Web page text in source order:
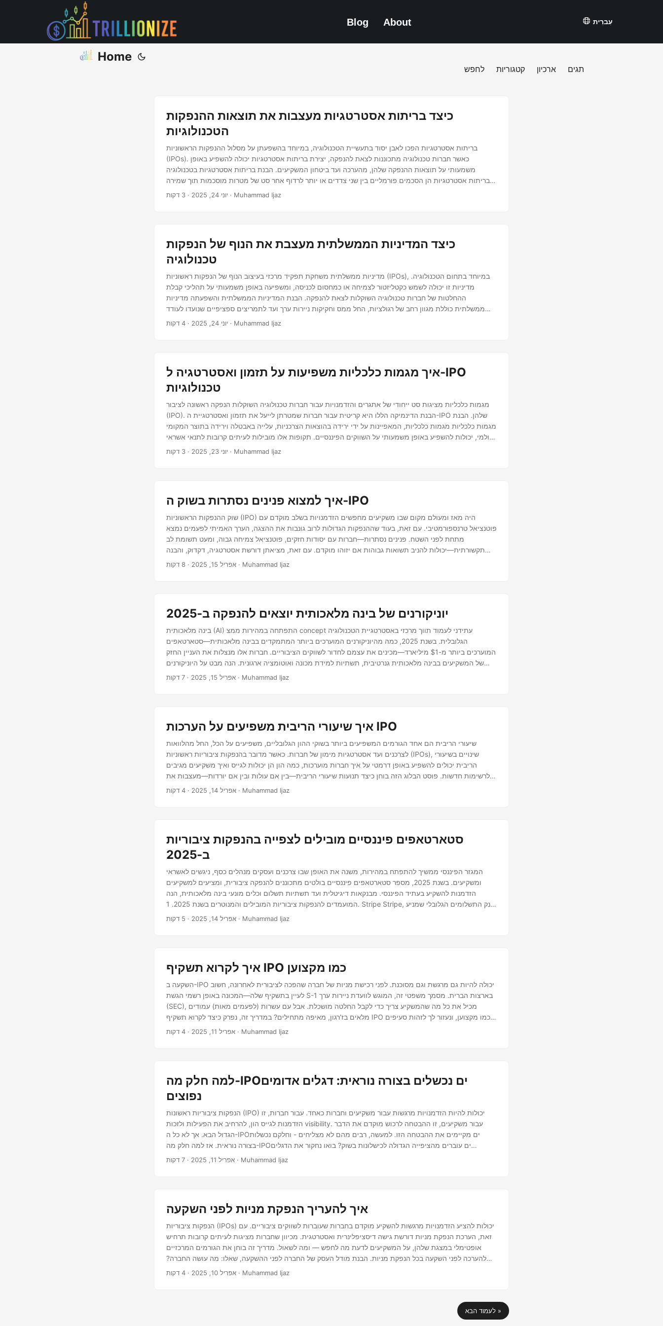
Blog About עִברִית
Home
לחפש קטגוריות ארכיון תגים
כיצד בריתות אסטרטגיות מעצבות את תוצאות ההנפקות
הטכנולוגיות
בריתות אסטרטגיות הפכו לאבן יסוד בתעשיית הטכנולוגיה, במיוחד בהשפעתן על מסלול ההנפקות הראשוניות
(IPOs). כאשר חברות טכנולוגיה מתכוננות לצאת להנפקה, יצירת בריתות אסטרטגיות יכולה להשפיע באופן
משמעותי על תוצאות ההנפקה שלהן, מהערכה ועד ביטחון המשקיעים. הבנת בריתות אסטרטגיות בטכנולוגיה
בריתות אסטרטגיות הן הסכמים פורמליים בין שני צדדים או יותר לרדוף אחר סט של מטרות מוסכמות תוך שמירה
על עצמאות הארגונים. במגזר הטכנולוגי, בריתות אלו כוללות לעיתים קרובות שיתופי פעולה בפיתוח טכנולוגיות,
יוני 24, 2025 · 3 דקות · Muhammad Ijaz
כיצד המדיניות הממשלתית מעצבת את הנוף של הנפקות
טכנולוגיה
מדיניות ממשלתית משחקת תפקיד מרכזי בעיצוב הנוף של הנפקות ראשוניות (IPOs), במיוחד בתחום הטכנולוגיה.
מדיניות זו יכולה לשמש כקטליזטור לצמיחה או כמחסום לכניסה, ומשפיעה באופן משמעותי על תהליכי קבלת
ההחלטות של חברות טכנולוגיה השוקלות לצאת להנפקה. הבנת המדיניות הממשלתית והשפעתה מדיניות
ממשלתית כוללת מגוון רחב של רגולציות, החל ממס וחקיקות ניירות ערך ועד לתמריצים ספציפיים שנועדו לעודד
יוני 24, 2025 · 4 דקות · Muhammad Ijaz
איך מגמות כלכליות משפיעות על תזמון ואסטרטגיה ל-IPO
טכנולוגיות
מגמות כלכליות מציגות סט ייחודי של אתגרים והזדמנויות עבור חברות טכנולוגיה השוקלות הנפקה ראשונה לציבור
(IPO). הבנת הדינמיקה הללו היא קריטית עבור חברות שמטרתן לייעל את תזמון ואסטרטגיית ה-IPO שלהן. הבנת
מגמות כלכליות מגמות כלכליות, המאפיינות על ידי ירידה בהוצאות הצרכניות, עלייה באבטלה וירידה בתוצר המקומי
הגולמי, יכולות להשפיע באופן משמעותי על השווקים הפיננסיים. תקופות אלו מובילות לעיתים קרובות לתנאי אשראי
יוני 23, 2025 · 3 דקות · Muhammad Ijaz
איך למצוא פנינים נסתרות בשוק ה-IPO
שוק ההנפקות הראשוניות (IPO) היה מאז ומעולם מקום שבו משקיעים מחפשים הזדמנויות בשלב מוקדם עם
פוטנציאל טרנספורמטיבי. עם זאת, בעוד שההנפקות הגדולות לרוב גונבות את ההצגה, הערך האמיתי לפעמים נמצא
מתחת לפני השטח. פנינים נסתרות—חברות עם יסודות חזקים, פוטנציאל צמיחה גבוה, ומעט תשומת לב
תקשורתית—יכולות להניב תשואות גבוהות אם יזוהו מוקדם. עם זאת, מציאתן דורשת אסטרטגיה, דקדוק, והבנה
מעמיקה של מה לחפש מעבר לכותרות. במדריך זה, נפרק צעדים מעשיים ואסטרטגיות מעמיקות שמשקיעים יכולים
אפריל 15, 2025 · 8 דקות · Muhammad Ijaz
יוניקורנים של בינה מלאכותית יוצאים להנפקה ב-2025
בינה מלאכותית (AI) התפתחה במהירות ממצ concept עתידני לעמוד תווך מרכזי באסטרטגיית הטכנולוגיה
הגלובלית. בשנת 2025, כמה מהיוניקורנים המוערכים ביותר המתמקדים בבינה מלאכותית—סטארטאפים
המוערכים ביותר מ-$1 מיליארד—מכינים את עצמם לחדור לשווקים הציבוריים. חברות אלו מנצלות את העניין החזק
של המשקיעים בבינה מלאכותית גנרטיבית, תשתיות למידת מכונה ואוטומציה ארגונית. הנה מבט על היוניקורנים
אפריל 15, 2025 · 7 דקות · Muhammad Ijaz
איך שיעורי הריבית משפיעים על הערכות IPO
שיעורי הריבית הם אחד הגורמים המשפיעים ביותר בשוקי ההון הגלובליים, משפיעים על הכל, החל מהלוואות
לצרכנים ועד אסטרטגיות מימון של חברות. כאשר מדובר בהנפקות ציבוריות ראשוניות (IPOs), שינויים בשיעורי
הריבית יכולים להשפיע באופן דרמטי על איך חברות מוערכות, כמה הון הן יכולות לגייס ואיך משקיעים מגיבים
לרשימות חדשות. פוסט הבלוג הזה בוחן כיצד תנועות שיעורי הריבית—בין אם עולות ובין אם יורדות—מעצבות את
אפריל 14, 2025 · 4 דקות · Muhammad Ijaz
סטארטאפים פיננסיים מובילים לצפייה בהנפקות ציבוריות
ב-2025
המגזר הפיננסי ממשיך להתפתח במהירות, משנה את האופן שבו צרכנים ועסקים מנהלים כסף, ניגשים לאשראי
ומשקיעים. בשנת 2025, מספר סטארטאפים פיננסיים בולטים מתכוננים להנפקה ציבורית, ומציעים למשקיעים
הזדמנות להשקיע בעתיד הפיננסי. מבנקאות דיגיטלית ועד תשתיות תשלום וכלים מונעי בינה מלאכותית, הנה
המועמדים להנפקות ציבוריות המובילים והמנוטרים בשנת 2025. 1. Stripe Stripe, ענק התשלומים הגלובלי שמניע
עסקאות עבור חברות כמו אמזון, שופיפיי וגוגל, נותר אחד מהמועמדים להנפקה ציבורית המנוטרים ביותר בתחום
אפריל 14, 2025 · 5 דקות · Muhammad Ijaz
איך לקרוא תשקיף IPO כמו מקצוען
השקעה ב-IPO יכולה להיות גם מרגשת וגם מסוכנת. לפני רכישת מניות של חברה שהפכה לציבורית לאחרונה, חשוב
לעיין בתשקיף שלה—המכונה באופן רשמי הגשת S-1 בארצות הברית. מסמך משפטי זה, המוגש לוועדת ניירות ערך
(SEC), מכיל את כל מה שהמשקיע צריך כדי לקבל החלטה מושכלת. אבל עם עשרות (לפעמים מאות) עמודים
מלאים בז’רגון, מאיפה מתחילים? במדריך זה, נפרק כיצד לקרוא תשקיף IPO כמו מקצוען, ונעזור לך לזהות סעיפים
אפריל 11, 2025 · 4 דקות · Muhammad Ijaz
למה חלק מה-IPOים נכשלים בצורה נוראית: דגלים אדומים
נפוצים
הנפקות ציבוריות ראשונות (IPO) יכולות להיות הזדמנויות מרגשות עבור משקיעים וחברות כאחד. עבור חברות, זו
הזדמנות לגייס הון, להרחיב את הפעילות ולזכות visibility. עבור משקיעים, זו ההבטחה לרכוש מוקדם את הדבר
הגדול הבא. אך לא כל ה-IPOים מקיימים את ההבטחה הזו. למעשה, רבים מהם לא מצליחים - וחלקם נכשלות
בצורה נוראית. אז למה חלק מה-IPOים עוברים מהציפייה הגדולה לכישלונות בשוק? בואו נחקור את הדגלים
אפריל 11, 2025 · 7 דקות · Muhammad Ijaz
איך להעריך הנפקת מניות לפני השקעה
הנפקות ציבוריות (IPOs) יכולות להציע הזדמנויות מרגשות להשקיע מוקדם בחברות שעוברות לשווקים ציבוריים. עם
זאת, הערכת הנפקת מניות דורשת גישה דיסציפלינרית ואסטרטגית. מכיוון שחברות מציגות לעיתים קרובות תרחיש
אופטימלי במצגת שלהן, על המשקיעים לדעת מה לחפש — ומה לשאול. מדריך זה בוחן את הגורמים המרכזיים
להערכה לפני השקעה בכל הנפקת מניות. הבנת מודל העסק של החברה לפני ההשקעה, שאלו: מה עושה החברה?
אפריל 10, 2025 · 4 דקות · Muhammad Ijaz
לעמוד הבא »